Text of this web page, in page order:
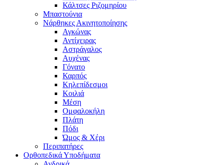
Κάλτσες Ριζομηρίου
Μπαστούνια
Νάρθηκες Ακινητοποίησης
Αγκώνας
Αντίχειρας
Αστράγαλος
Αυχένας
Γόνατο
Καρπός
Κηλεπίδεσμοι
Κοιλιά
Μέση
Ομφαλοκήλη
Πλάτη
Πόδι
Ώμος & Χέρι
Περιπατήρες
Ορθοπεδικά Υποδήματα